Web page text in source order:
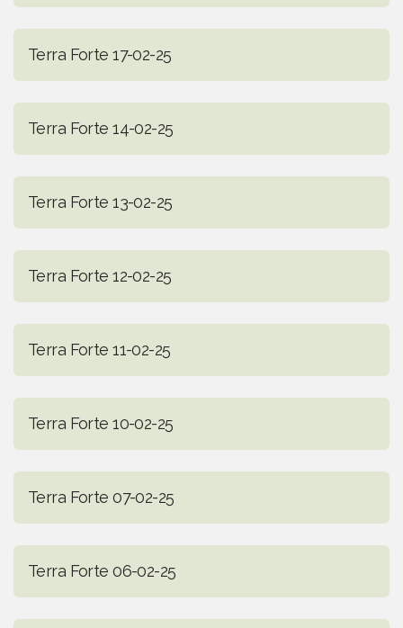
Terra Forte 17-02-25
Terra Forte 14-02-25
Terra Forte 13-02-25
Terra Forte 12-02-25
Terra Forte 11-02-25
Terra Forte 10-02-25
Terra Forte 07-02-25
Terra Forte 06-02-25